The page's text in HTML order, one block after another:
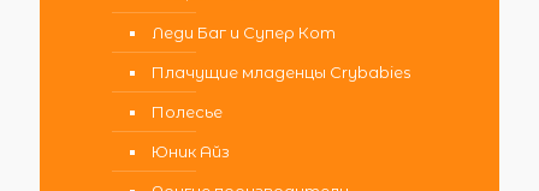
Леди Баг и Супер Кот
Плачущие младенцы Crybabies
Полесье
Юник Айз